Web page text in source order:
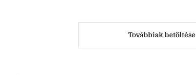
Továbbiak betöltése